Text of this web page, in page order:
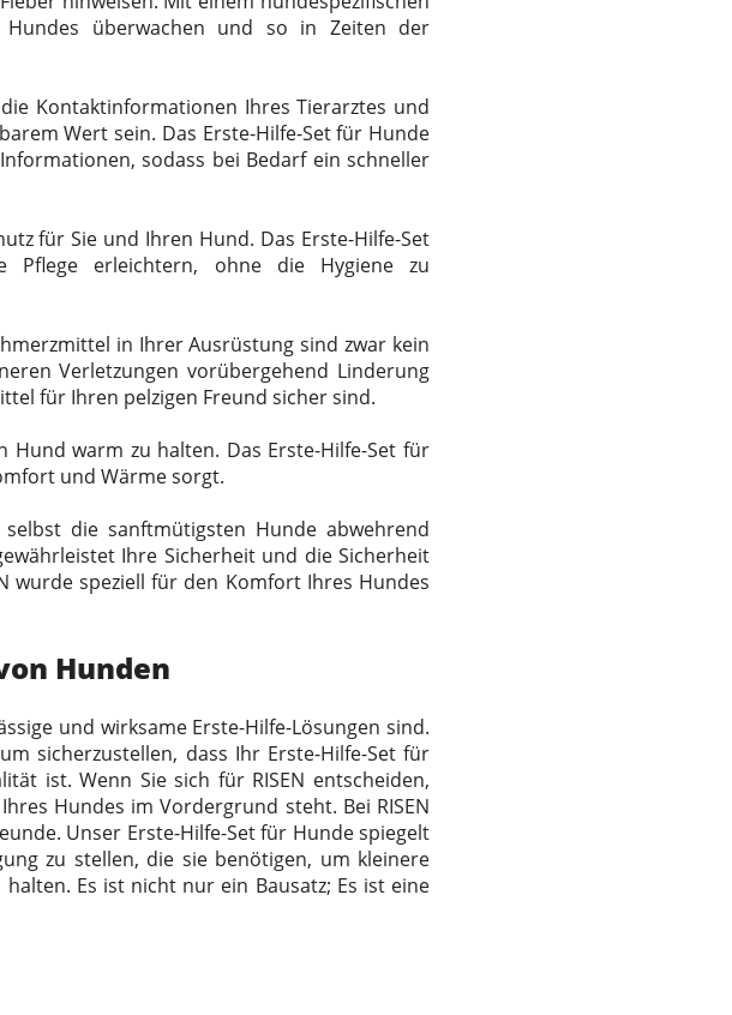
Hundes überwachen und so in Zeiten der
Kontaktinformationen Ihres Tierarztes und
Wert sein. Das Erste-Hilfe-Set für Hunde
sodass bei Bedarf ein schneller
für Sie und Ihren Hund. Das Erste-Hilfe-Set
Pflege erleichtern, ohne die Hygiene zu
in Ihrer Ausrüstung sind zwar kein
Verletzungen vorübergehend Linderung
für Ihren pelzigen Freund sicher sind.
warm zu halten. Das Erste-Hilfe-Set für
und Wärme sorgt.
die sanftmütigsten Hunde abwehrend
Ihre Sicherheit und die Sicherheit
wurde speziell für den Komfort Ihres Hundes
Hunden
und wirksame Erste-Hilfe-Lösungen sind.
sicherzustellen, dass Ihr Erste-Hilfe-Set für
ist. Wenn Sie sich für RISEN entscheiden,
Hundes im Vordergrund steht. Bei RISEN
Unser Erste-Hilfe-Set für Hunde spiegelt
zu stellen, die sie benötigen, um kleinere
Es ist nicht nur ein Bausatz; Es ist eine